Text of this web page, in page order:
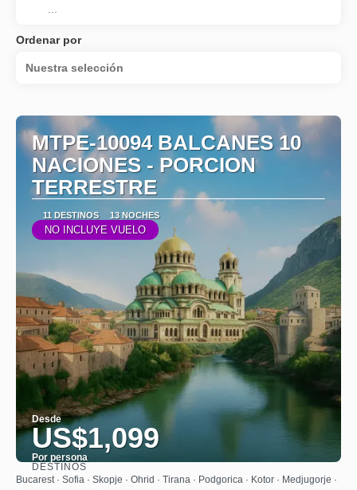
Ordenar por
Nuestra selección
MTPE-10094 BALCANES 10
NACIONES - PORCION
TERRESTRE
11 DESTINOS 13 NOCHES
NO INCLUYE VUELO
Desde
US$1,099
Por persona
Ver
DESTINOS
Bucarest · Sofia · Skopje · Ohrid · Tirana · Podgorica · Kotor · Medjugorje ·